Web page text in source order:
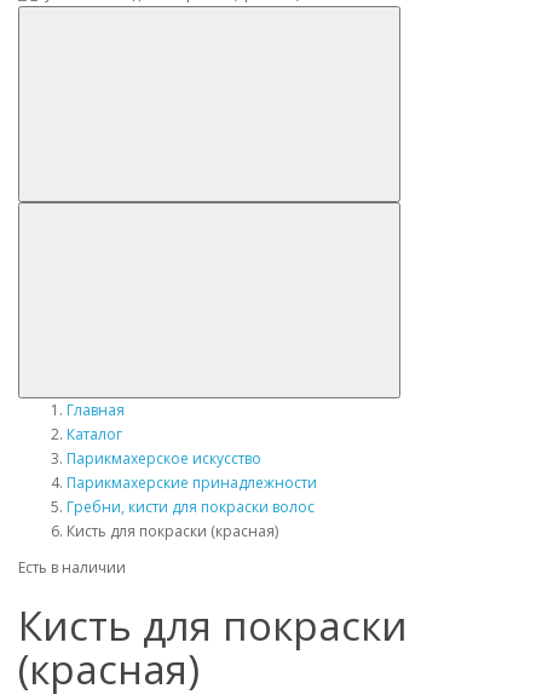
Главная
Каталог
Парикмахерское искусство
Парикмахерские принадлежности
Гребни, кисти для покраски волос
Кисть для покраски (красная)
Есть в наличии
Кисть для покраски
(красная)